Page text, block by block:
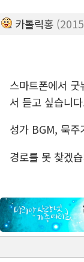
카톨릭홍
스마트폰에서 굿
서 듣고 싶습니
성가 BGM, 묵주
경로를 못 찾겠